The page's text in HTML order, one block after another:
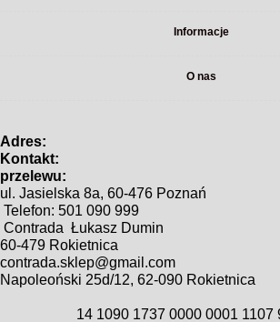
Informacje
O nas
Kontakt:
prze lewu:
ul. Jasielska 8a, 60-476
Telefon: 501
Contrada Łukasz Dumin
60-479 Rokietnica
E-
contrada.sklep@gmail.com
Napoleoński 25d/12, 62-090 Rokietnica
14 1090 1737 0000 0001 1107